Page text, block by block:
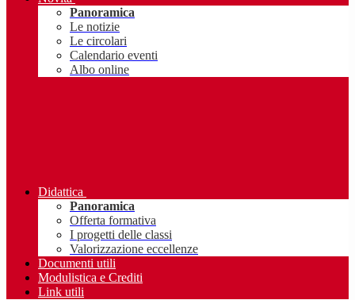
Panoramica
Le notizie
Le circolari
Calendario eventi
Albo online
Didattica
Panoramica
Offerta formativa
I progetti delle classi
Valorizzazione eccellenze
Documenti utili
Modulistica e Crediti
Link utili